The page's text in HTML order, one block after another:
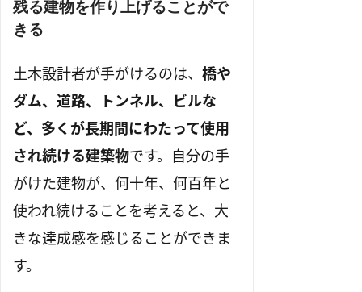
残る建物を作り上げることがで
きる
土木設計者が手がけるのは、 橋や
ダム、道路、トンネル、ビルな
ど、多くが長期間にわたって使用
され続ける建築物です。自分の手
がけた建物が、何十年、何百年と
使われ続けることを考えると、大
きな達成感を感じることができま
す。